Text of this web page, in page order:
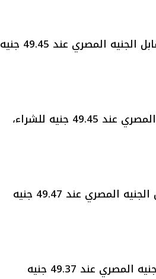
سجل سعر الدولار في البنك التجاري الدولي مقابل الجنيه المصري عند 49.45 جنيه
سجل سعر الدولار في بنك البركة مقابل الجنيه المصري عند 49.45 جنيه للشراء،
سجل سعر الدولار في بنك قناة السويس مقابل الجنيه المصري عند 49.47 جنيه
سجل سعر الدولار في بنك الإسكندرية مقابل الجنيه المصري عند 49.37 جنيه